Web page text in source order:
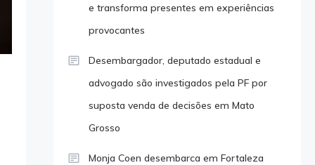
e transforma presentes em experiências
provocantes
Desembargador, deputado estadual e
advogado são investigados pela PF por
suposta venda de decisões em Mato
Grosso
Monja Coen desembarca em Fortaleza